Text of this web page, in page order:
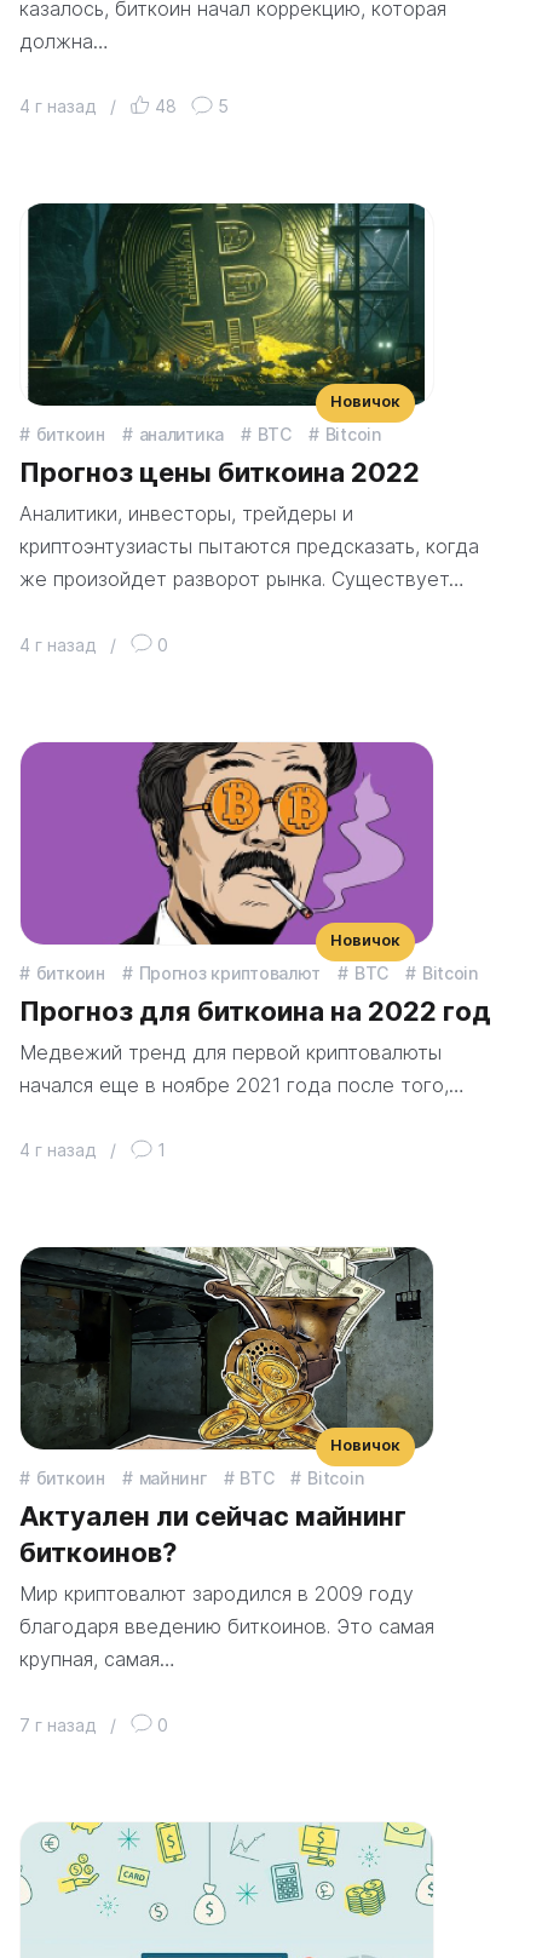
казалось, биткоин начал коррекцию, которая
должна…
4 г назад / 48 5
биткоин аналитика BTC Bitcoin
Прогноз цены биткоина 2022
Аналитики, инвесторы, трейдеры и
криптоэнтузиасты пытаются предсказать, когда
же произойдет разворот рынка. Существует…
4 г назад / 0
Новичок
биткоин Прогноз криптовалют BTC Bitcoin
Прогноз для биткоина на 2022 год
Медвежий тренд для первой криптовалюты
начался еще в ноябре 2021 года после того,…
4 г назад / 1
Новичок
биткоин майнинг BTC Bitcoin
Актуален ли сейчас майнинг
биткоинов?
Мир криптовалют зародился в 2009 году
благодаря введению биткоинов. Это самая
крупная, самая…
7 г назад / 0
Новичок